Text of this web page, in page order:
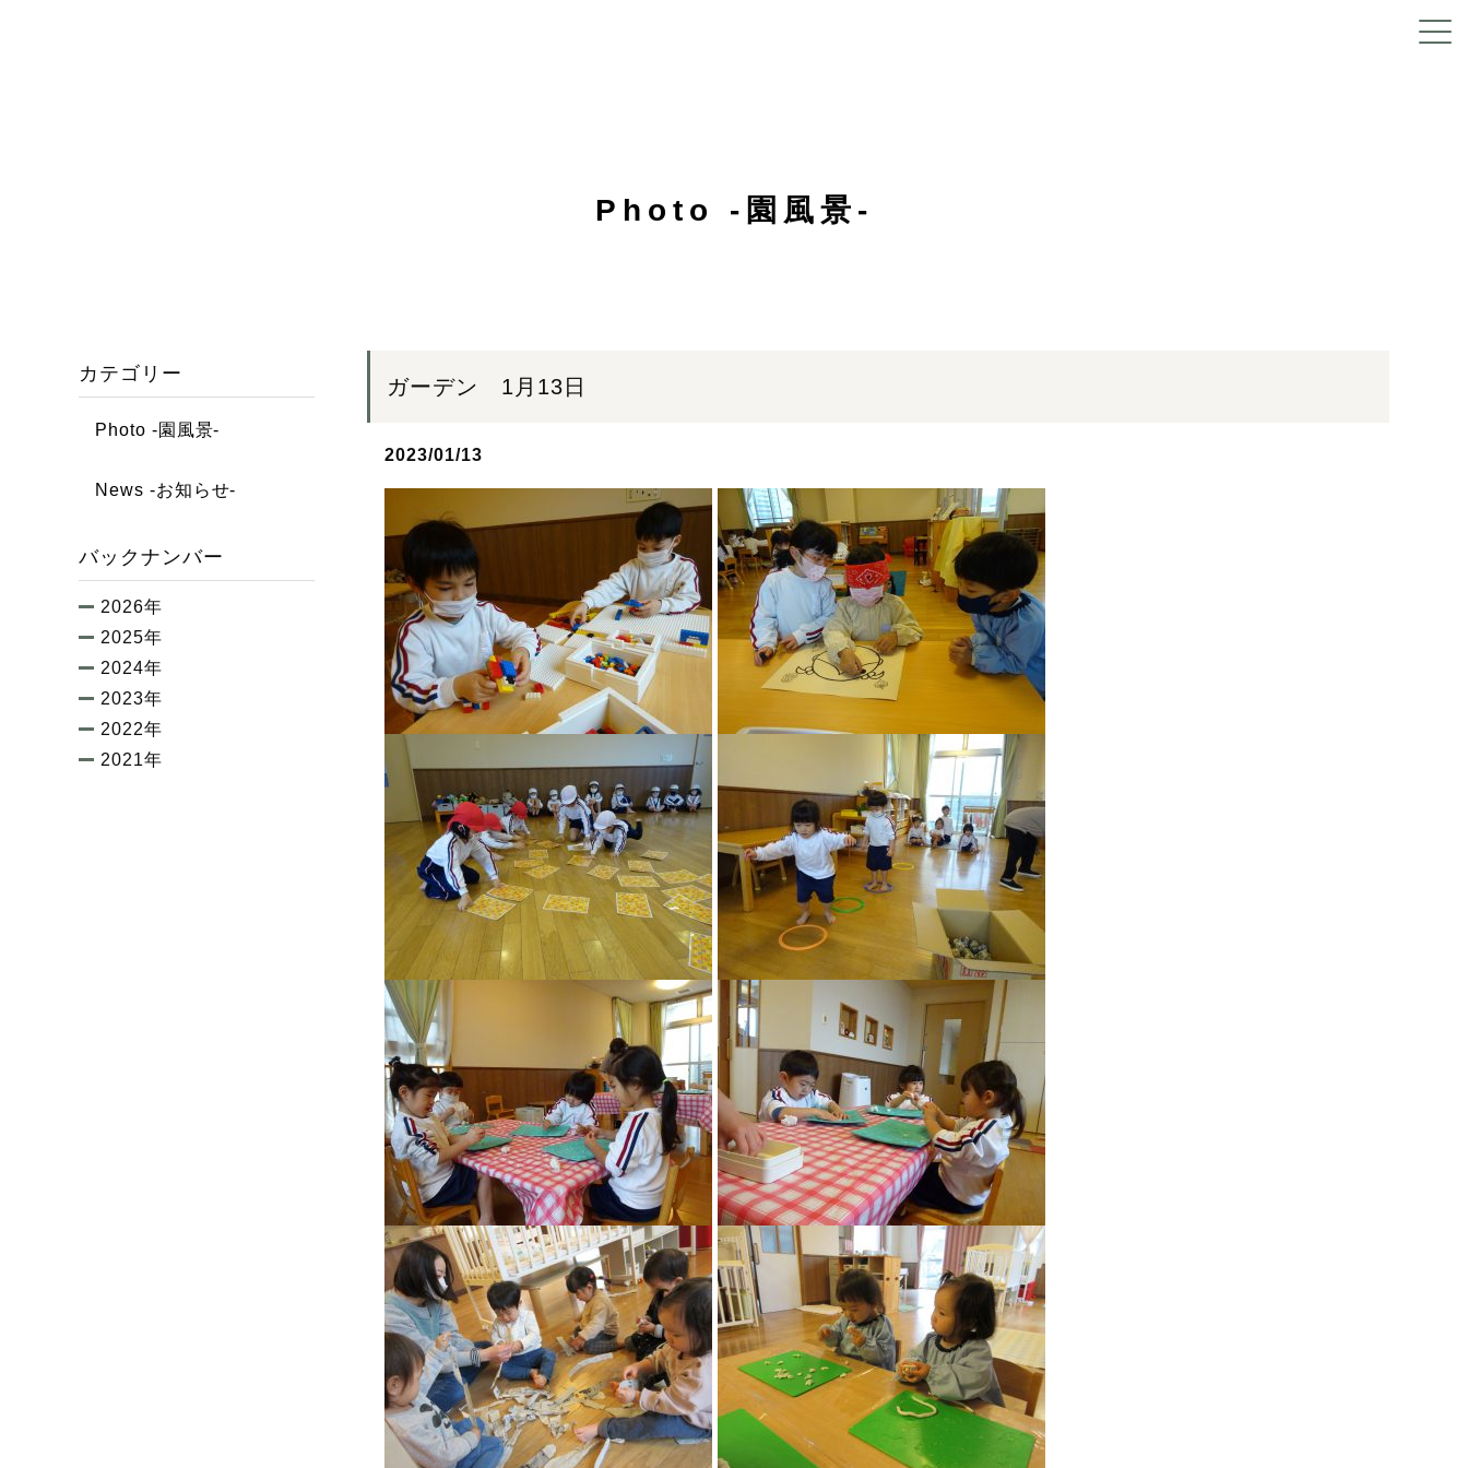
Photo -園風景-
ガーデン 1月13日
2023/01/13
カテゴリー
Photo -園風景-
News -お知らせ-
バックナンバー
2026年
2025年
2024年
2023年
2022年
2021年